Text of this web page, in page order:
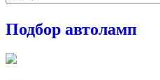
Подбор автоламп